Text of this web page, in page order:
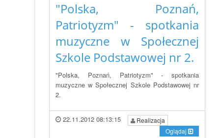
"Polska, Poznań,
Patriotyzm" - spotkania
muzyczne w Społecznej
Szkole Podstawowej nr 2.
"Polska, Poznań, Patriotyzm" - spotkania
muzyczne w Społecznej Szkole Podstawowej nr
2.
22.11.2012 08:13:15
Realizacja
Oglądaj